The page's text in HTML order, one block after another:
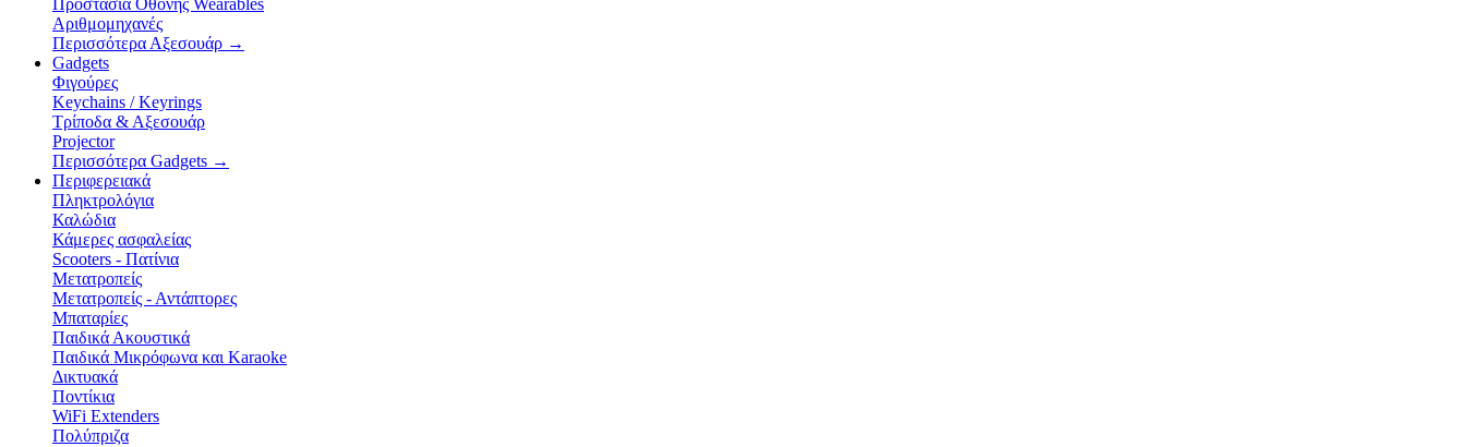
Προστασία Οθόνης Wearables
Αριθμομηχανές
Περισσότερα Αξεσουάρ →
Gadgets
Φιγούρες
Keychains / Keyrings
Τρίποδα & Αξεσουάρ
Projector
Περισσότερα Gadgets →
Περιφερειακά
Πληκτρολόγια
Καλώδια
Κάμερες ασφαλείας
Scooters - Πατίνια
Μετατροπείς
Μετατροπείς - Αντάπτορες
Μπαταρίες
Παιδικά Ακουστικά
Παιδικά Μικρόφωνα και Karaoke
Δικτυακά
Ποντίκια
WiFi Extenders
Πολύπριζα